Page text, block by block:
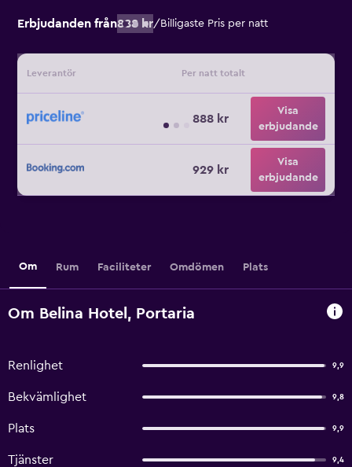
Erbjudanden från888 kr/ Billigaste Pris per natt
Leverantör Per natt totalt
888 kr
Visa
erbjudande
929 kr
Visa
erbjudande
Om Rum Faciliteter Omdömen Plats
Om Belina Hotel, Portaria
Renlighet 9,9
Bekvämlighet 9,8
Plats 9,9
Tjänster 9,4